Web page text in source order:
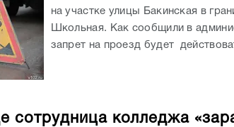
на участке улицы Бакинская в
Школьная. Как сообщили в
запрет на проезд будет
сотрудница колледжа